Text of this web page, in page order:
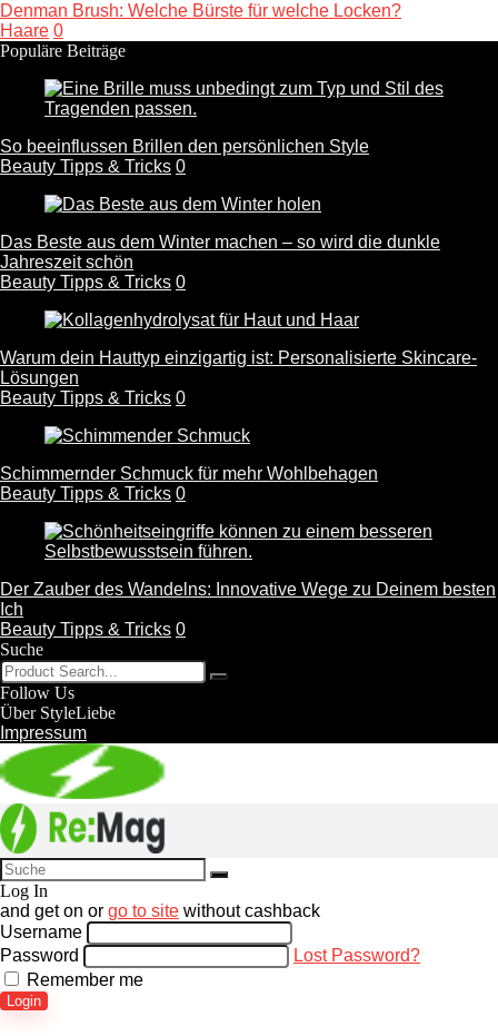
Denman Brush: Welche Bürste für welche Locken?
Haare 0
Populäre Beiträge
So beeinflussen Brillen den persönlichen Style
Beauty Tipps & Tricks 0
Das Beste aus dem Winter machen – so wird die dunkle
Jahreszeit schön
Beauty Tipps & Tricks 0
Warum dein Hauttyp einzigartig ist: Personalisierte Skincare-
Lösungen
Beauty Tipps & Tricks 0
Schimmernder Schmuck für mehr Wohlbehagen
Beauty Tipps & Tricks 0
Der Zauber des Wandelns: Innovative Wege zu Deinem besten
Ich
Beauty Tipps & Tricks 0
Suche
Follow Us
Über StyleLiebe
Impressum
Log In
and geton or go to site without cashback
Username
Password
Lost Password?
Remember me
Login